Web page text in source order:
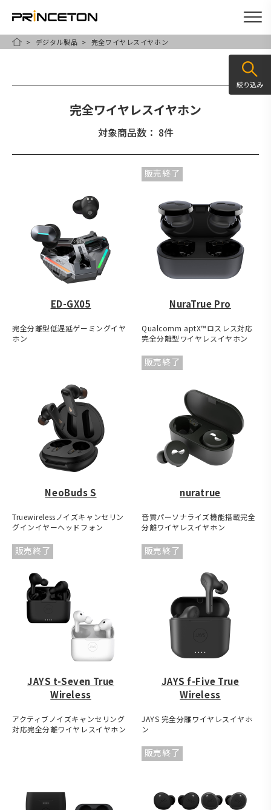
HOMEデジタル製品 完全ワイヤレスイヤホン
完全ワイヤレスイヤホン
対象商品数： 8件
ED-GX05
完全分離型低遅延ゲーミングイヤ
ホン
販売終了
NuraTrue Pro
Qualcomm aptX™ロスレス対応
完全分離型ワイヤレスイヤホン
NeoBuds S
Truewirelessノイズキャンセリン
グインイヤーヘッドフォン
販売終了
nuratrue
音質パーソナライズ機能搭載完全
分離ワイヤレスイヤホン
販売終了
JAYS t-Seven True
Wireless
アクティブノイズキャンセリング
対応完全分離ワイヤレスイヤホン
販売終了
JAYS f-Five True
Wireless
JAYS 完全分離ワイヤレスイヤホ
ン
販売終了
絞り込み